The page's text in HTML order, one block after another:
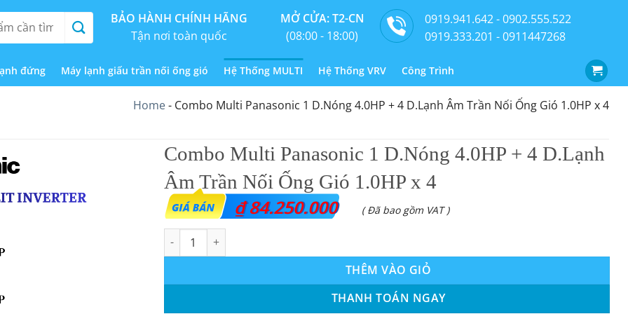
BẢO HÀNH CHÍNH HÃNG
Tận nơi toàn quốc
MỞ CỬA: T2-CN
(08:00 - 18:00)
0919.941.642 - 0902.555.522
0919.333.201 - 0911447268
đứng Máy lạnh giấu trần nối ống gió Hệ Thống MULTI Hệ Thống VRV Công Trình
Home- Combo Multi Panasonic 1 D.Nóng 4.0HP + 4 D.Lạnh Âm Trần Nối Ống Gió 1.0HP x 4
Combo Multi Panasonic 1 D.Nóng 4.0HP + 4 D.Lạnh
Âm Trần Nối Ống Gió 1.0HP x 4
₫84.250.000
( Đã bao gồm VAT )
Combo Multi Panasonic 1 D.Nóng 4.0HP + 4 D.Lạnh Âm Trần Nối Ống Gió 1.0HP x 4 số lượng
THÊM VÀO GIỎ
THANH TOÁN NGAY